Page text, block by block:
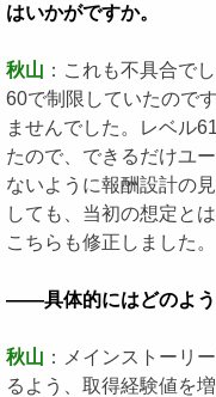
はいかがですか。
秋山 ：これも不具合で
60で制限していたので
ませんでした。レベル
たので、できるだけユ
ないように報酬設計の
しても、当初の想定と
こちらも修正しました。
――具体的にはどのよう
秋山 ：メインストーリ
るよう、取得経験値を